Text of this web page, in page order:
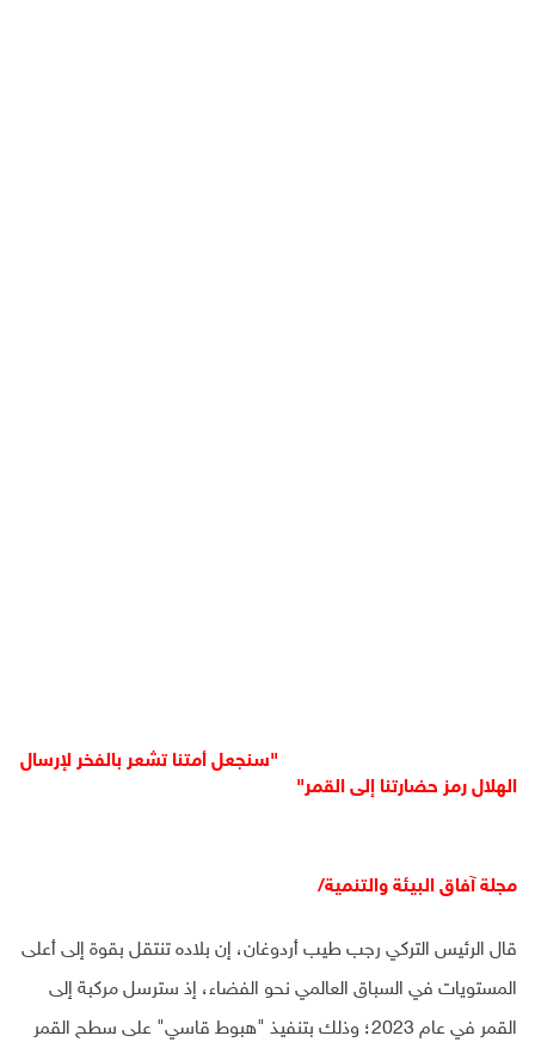
"سنجعل أمتنا تشعر بالفخر لإرسال
الهلال رمز حضارتنا إلى القمر"
مجلة آفاق البيئة والتنمية/
قال الرئيس التركي رجب طيب أردوغان، إن بلاده تنتقل بقوة إلى أعلى
المستويات في السباق العالمي نحو الفضاء، إذ سترسل مركبة إلى
القمر في عام 2023؛ وذلك بتنفيذ
"هبوط قاسي" على سطح القمر